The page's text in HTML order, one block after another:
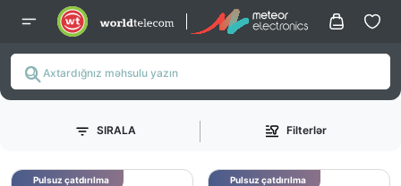
SIRALA Filterlər
Pulsuz çatdırılma Pulsuz çatdırılma